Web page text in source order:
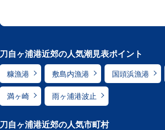
刀自ヶ浦港近郊の人気潮見表ポイント
糠漁港 敷島内漁港 国頭浜漁港
満ヶ崎 雨ヶ浦港波止
刀自ヶ浦港近郊の人気市町村